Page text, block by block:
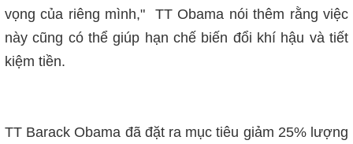
vọng của riêng mình," TT Obama nói thêm rằngviệc
này cũng có thể giúp hạn chế biến đổi khí hậu và tiết
kiệm tiền.
TT Barack Obama đã đặt ra mục tiêu giảm 25% lượng